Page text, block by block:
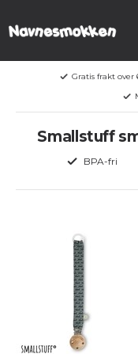
Gratis frakt over
Smallstuff
BPA-fri